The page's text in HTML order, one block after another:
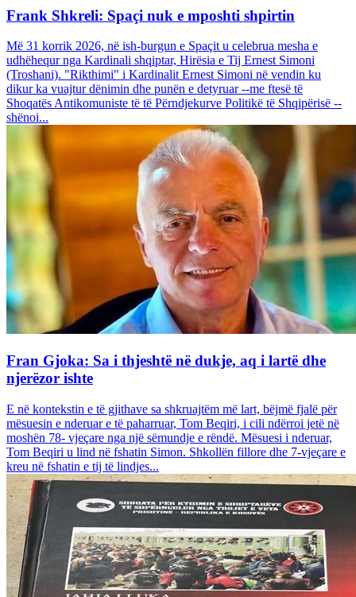
Frank Shkreli: Spaçi nuk e mposhti shpirtin
Më 31 korrik 2026, në ish-burgun e Spaçit u celebrua mesha e
udhëhequr nga Kardinali shqiptar, Hirësia e Tij Ernest Simoni
(Troshani). "Rikthimi" i Kardinalit Ernest Simoni në vendin ku
dikur ka vuajtur dënimin dhe punën e detyruar --me ftesë të
Shoqatës Antikomuniste të të Përndjekurve Politikë të Shqipërisë --
shënoi...
Fran Gjoka: Sa i thjeshtë në dukje, aq i lartë dhe
njerëzor ishte
E në kontekstin e të gjithave sa shkruajtëm më lart, bëjmë fjalë për
mësuesin e nderuar e të paharruar, Tom Beqiri, i cili ndërroi jetë në
moshën 78- vjeçare nga një sëmundje e rëndë. Mësuesi i nderuar,
Tom Beqiri u lind në fshatin Simon. Shkollën fillore dhe 7-vjeçare e
kreu në fshatin e tij të lindjes...